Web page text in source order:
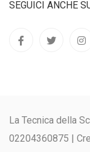
SEGUICI ANCHE
La Tecnica della
02204360875 |